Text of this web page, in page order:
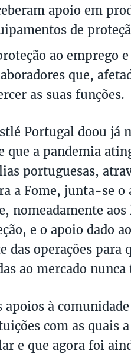
apoio em
de
ao emprego
que,
as suas funções.
Portugal doou já
que a pandemia
portuguesas,
a Fome, junta-se o
nomeadamente
e o apoio dado
das operações para
ao mercado
apoios à
com as quais
e que agora foi